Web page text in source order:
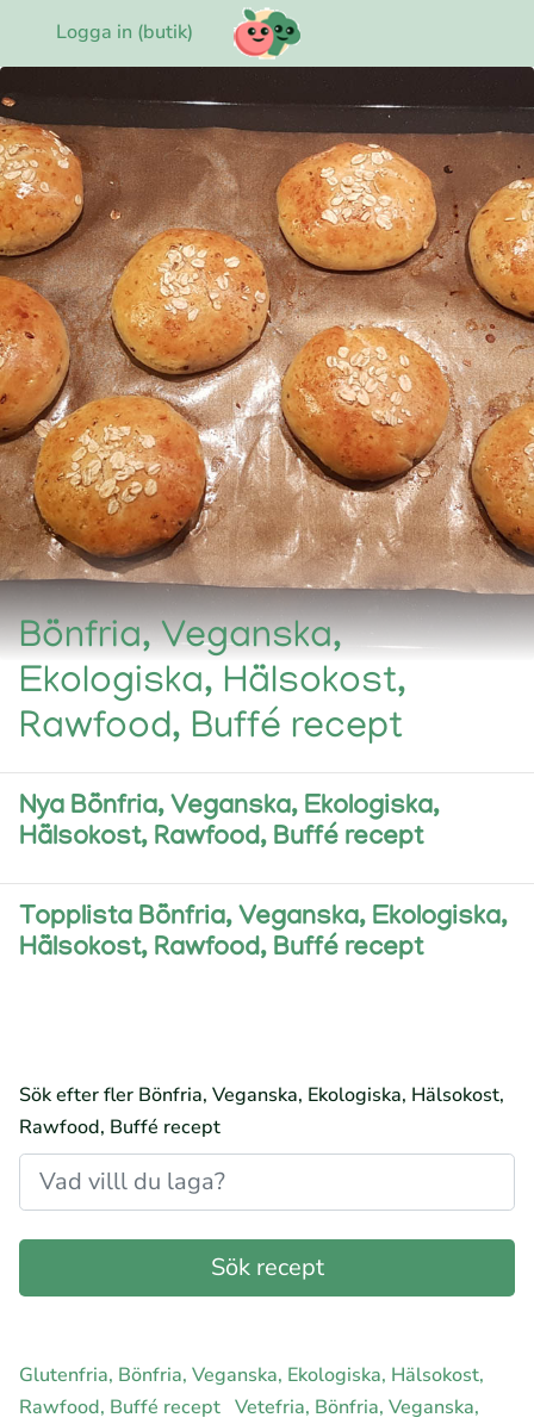
Logga in (butik)
Bönfria, Veganska,
Ekologiska, Hälsokost,
Rawfood, Buffé recept
Nya Bönfria, Veganska, Ekologiska,
Hälsokost, Rawfood, Buffé recept
Topplista Bönfria, Veganska, Ekologiska,
Hälsokost, Rawfood, Buffé recept
Sök efter fler Bönfria, Veganska, Ekologiska, Hälsokost,
Rawfood, Buffé recept
Glutenfria, Bönfria, Veganska, Ekologiska, Hälsokost,
Rawfood, Buffé recept Vetefria, Bönfria, Veganska,